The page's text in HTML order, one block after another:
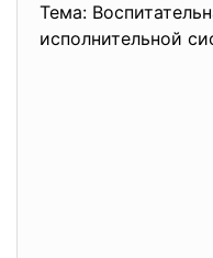
Тема:
исполнительной